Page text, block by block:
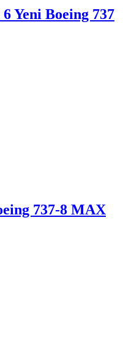
Yeni Boeing 737
737-8 MAX